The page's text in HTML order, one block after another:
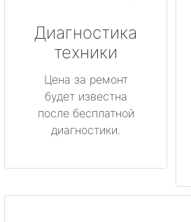
Диагностика
техники
Цена за ремонт
будет известна
после бесплатной
диагностики.